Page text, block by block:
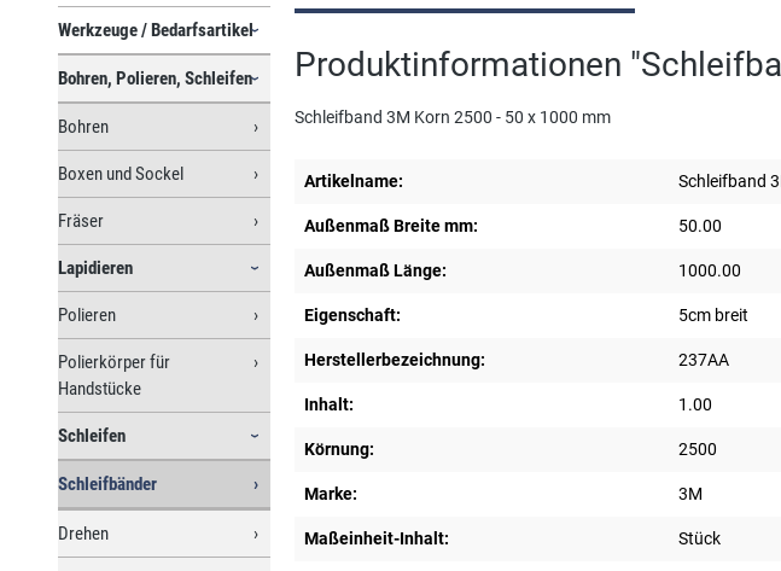
Werkzeuge / Bedarfsartikel
Bohren, Polieren, Schleifen
Bohren
Boxen und Sockel
Fräser
Lapidieren
Polieren
Polierkörper für
Handstücke
Schleifen
Schleifbänder
Drehen
Produktinformationen
Schleifband 3M Korn 2500 - 50 x 1000 mm
Artikelname: Schleifband
Außenmaß Breite mm: 50.00
Außenmaß Länge: 1000.00
Eigenschaft: 5cm breit
Herstellerbezeichnung: 237AA
Inhalt: 1.00
Körnung: 2500
Marke: 3M
Maßeinheit-Inhalt: Stück